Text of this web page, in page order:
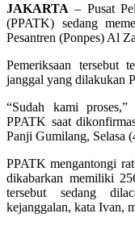
JAKARTA – Pusat
(PPATK) sedang
Pesantren (Ponpes) Al
Pemeriksaan tersebut
janggal yang dilakukan
“Sudah kami
PPATK saat
Panji Gumilang, Selasa
PPATK mengantongi
dikabarkan memiliki
tersebut sedang
kejanggalan, kata Ivan,